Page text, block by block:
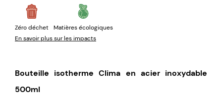
Zéro déchet
Matières écologiques
En savoir plus sur les impacts
Bouteille isotherme Clima en acier inoxydable
500ml